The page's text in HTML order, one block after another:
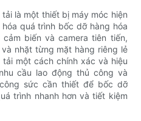
là một thiết bị máy móc hiện
quá trình bốc dỡ hàng hóa
biến và camera tiên tiến,
nhặt từng mặt hàng riêng lẻ
một cách chính xác và hiệu
cầu lao động thủ công và
sức cần thiết để bốc dỡ
trình nhanh hơn và tiết kiệm